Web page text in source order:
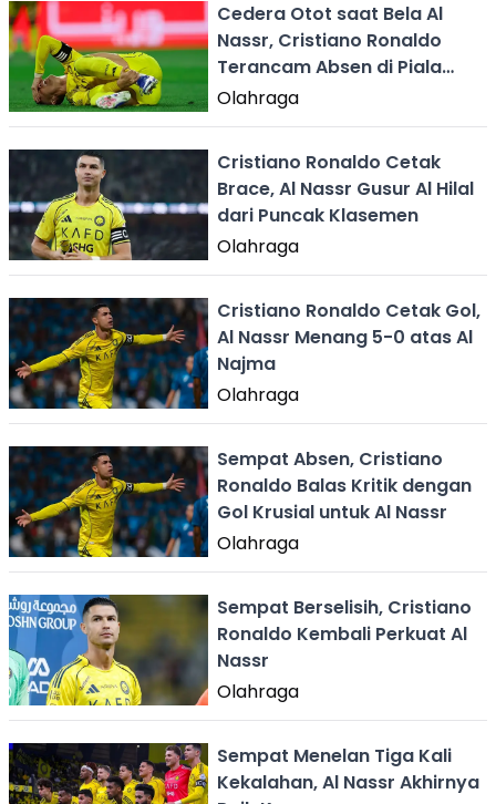
Cedera Otot saat Bela Al
Nassr, Cristiano Ronaldo
Terancam Absen di Piala
Dunia 2026 ?
Olahraga
Cristiano Ronaldo Cetak
Brace, Al Nassr Gusur Al Hilal
dari Puncak Klasemen
Olahraga
Cristiano Ronaldo Cetak Gol,
Al Nassr Menang 5-0 atas Al
Najma
Olahraga
Sempat Absen, Cristiano
Ronaldo Balas Kritik dengan
Gol Krusial untuk Al Nassr
Olahraga
Sempat Berselisih, Cristiano
Ronaldo Kembali Perkuat Al
Nassr
Olahraga
Sempat Menelan Tiga Kali
Kekalahan, Al Nassr Akhirnya